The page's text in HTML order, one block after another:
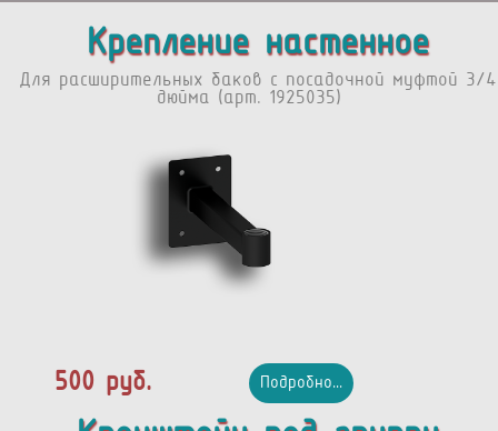
Крепление настенное
Для расширительных баков с посадочной муфтой 3/4
дюйма (арт. 1925035)
500 руб. Подробно...